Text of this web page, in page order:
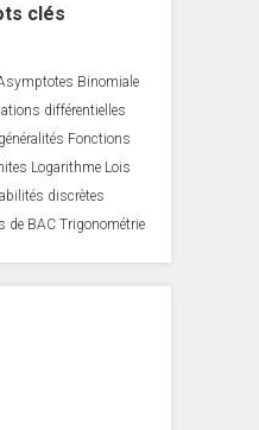
clés
Binomiale
différentielles
Fonctions
Logarithme Lois
discrètes
de BAC Trigonométrie